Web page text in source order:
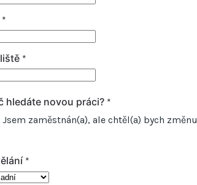
*
*
hledáte novou práci? *
Jsem zaměstnán(a), ale chtěl(a) bych změnu
*